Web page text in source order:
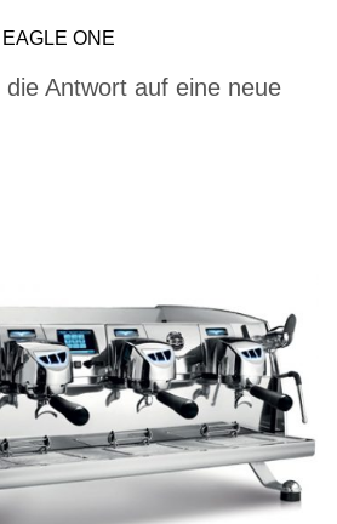
ONE
Antwort auf eine neue